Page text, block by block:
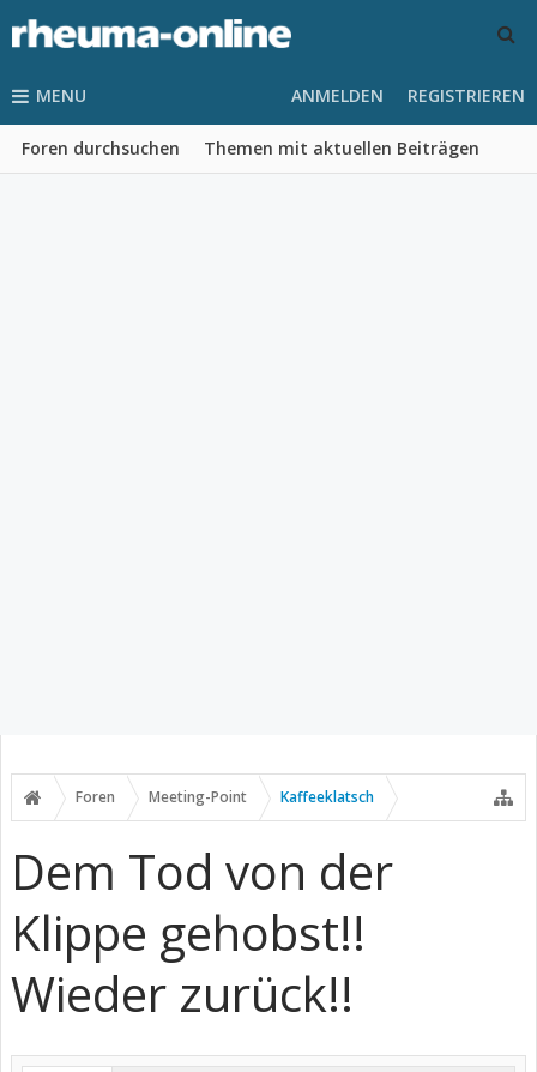
MENU
Foren durchsuchen Themen mit aktuellen Beiträgen
ANMELDEN REGISTRIEREN
Foren Meeting-Point Kaffeeklatsch
Dem Tod von der
Klippe gehobst!!
Wieder zurück!!